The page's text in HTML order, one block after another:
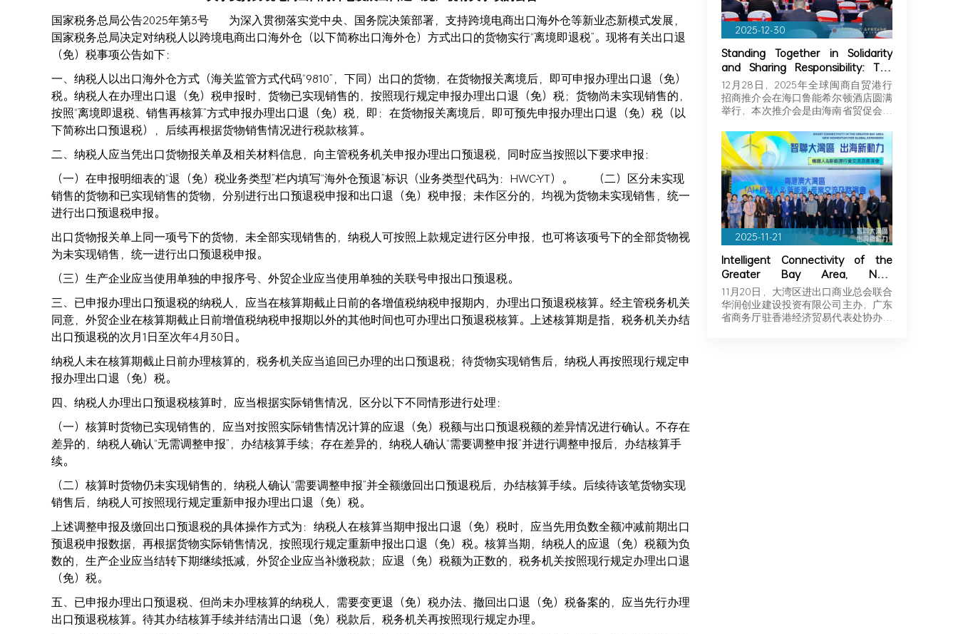
国家税务总局公告2025年第3号 为深入贯彻落实党中央、国务院决策部署，支持跨境电商出口海外仓等新业态新模式发展，
国家税务总局决定对纳税人以跨境电商出口海外仓（以下简称出口海外仓）方式出口的货物实行“离境即退税”。现将有关出口退
（免）税事项公告如下：
一、纳税人以出口海外仓方式（海关监管方式代码“9810”，下同）出口的货物，在货物报关离境后，即可申报办理出口退（免）
税。纳税人在办理出口退（免）税申报时，货物已实现销售的，按照现行规定申报办理出口退（免）税；货物尚未实现销售的，
按照“离境即退税、销售再核算”方式申报办理出口退（免）税，即：在货物报关离境后，即可预先申报办理出口退（免）税（以
下简称出口预退税），后续再根据货物销售情况进行税款核算。
二、纳税人应当凭出口货物报关单及相关材料信息，向主管税务机关申报办理出口预退税，同时应当按照以下要求申报：
（一）在申报明细表的“退（免）税业务类型”栏内填写“海外仓预退”标识（业务类型代码为：HWC-YT）。 （二）区分未实现
销售的货物和已实现销售的货物，分别进行出口预退税申报和出口退（免）税申报；未作区分的，均视为货物未实现销售，统一
进行出口预退税申报。
出口货物报关单上同一项号下的货物，未全部实现销售的，纳税人可按照上款规定进行区分申报，也可将该项号下的全部货物视
为未实现销售，统一进行出口预退税申报。
（三）生产企业应当使用单独的申报序号、外贸企业应当使用单独的关联号申报出口预退税。
三、已申报办理出口预退税的纳税人，应当在核算期截止日前的各增值税纳税申报期内，办理出口预退税核算。经主管税务机关
同意，外贸企业在核算期截止日前增值税纳税申报期以外的其他时间也可办理出口预退税核算。上述核算期是指，税务机关办结
出口预退税的次月1日至次年4月30日。
纳税人未在核算期截止日前办理核算的，税务机关应当追回已办理的出口预退税；待货物实现销售后，纳税人再按照现行规定申
报办理出口退（免）税。
四、纳税人办理出口预退税核算时，应当根据实际销售情况，区分以下不同情形进行处理：
（一）核算时货物已实现销售的，应当对按照实际销售情况计算的应退（免）税额与出口预退税额的差异情况进行确认。不存在
差异的，纳税人确认“无需调整申报”，办结核算手续；存在差异的，纳税人确认“需要调整申报”并进行调整申报后，办结核算手
续。
（二）核算时货物仍未实现销售的，纳税人确认“需要调整申报”并全额缴回出口预退税后，办结核算手续。后续待该笔货物实现
销售后，纳税人可按照现行规定重新申报办理出口退（免）税。
上述调整申报及缴回出口预退税的具体操作方式为：纳税人在核算当期申报出口退（免）税时，应当先用负数全额冲减前期出口
预退税申报数据，再根据货物实际销售情况，按照现行规定重新申报出口退（免）税。核算当期，纳税人的应退（免）税额为负
数的，生产企业应当结转下期继续抵减，外贸企业应当补缴税款；应退（免）税额为正数的，税务机关按照现行规定办理出口退
（免）税。
五、已申报办理出口预退税、但尚未办理核算的纳税人，需要变更退（免）税办法、撤回出口退（免）税备案的，应当先行办理
出口预退税核算。待其办结核算手续并结清出口退（免）税款后，税务机关再按照现行规定办理。
2025-12-30
Standing Together in Solidarity
and Sharing Responsibility: The
Greater Bay Area Importers and
Exporters Association Explores
New Opportunities in Hainan,
Businessmen to Seize Business
Opportunities in Hainan!
12月28日，2025年全球闽商自贸港行
招商推介会在海口鲁能希尔顿酒店圆满
举行，本次推介会是由海南省贸促会和
2025-11-21
Intelligent Connectivity of the
Greater Bay Area, New
Momentum for Overseas
Expansion | Robotics & New
Energy Industry Exchange and
11月20日，大湾区进出口商业总会联合
华润创业建设投资有限公司主办，广东
省商务厅驻香港经济贸易代表处协办，